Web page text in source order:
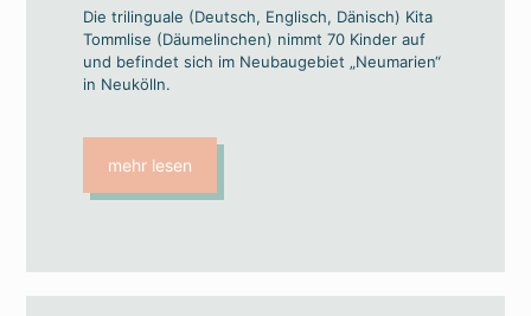
Die trilinguale (Deutsch, Englisch, Dänisch) Kita
Tommlise (Däumelinchen) nimmt 70 Kinder auf
und befindet sich im Neubaugebiet „Neumarien“
in Neukölln.
mehr lesen